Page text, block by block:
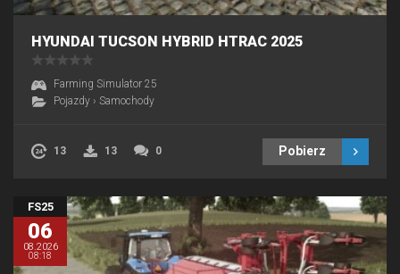
HYUNDAI TUCSON HYBRID HTRAC 2025
Farming Simulator 25
Pojazdy › Samochody
13 13 0 Pobierz
FS25
06
08.2026
08:18